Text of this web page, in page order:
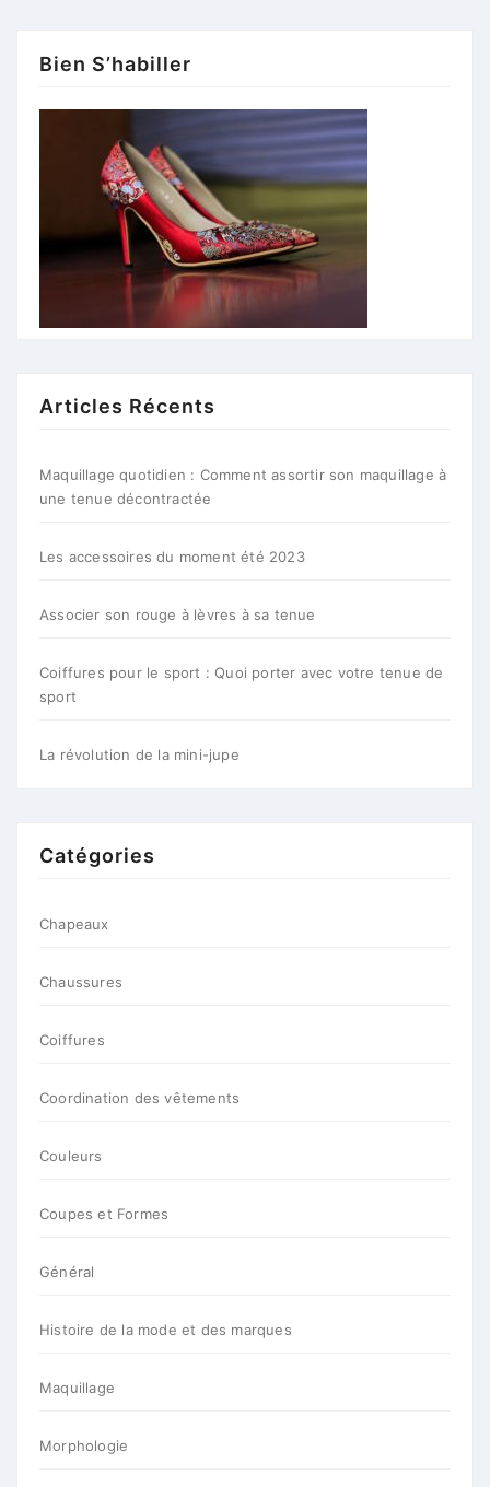
Bien S’habiller
Articles Récents
Maquillage quotidien : Comment assortir son maquillage à
une tenue décontractée
Les accessoires du moment été 2023
Associer son rouge à lèvres à sa tenue
Coiffures pour le sport : Quoi porter avec votre tenue de
sport
La révolution de la mini-jupe
Catégories
Chapeaux
Chaussures
Coiffures
Coordination des vêtements
Couleurs
Coupes et Formes
Général
Histoire de la mode et des marques
Maquillage
Morphologie